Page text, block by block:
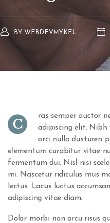
BY WEBDEVMYKEL
C
ras semper auctor
adipiscing elit. Nibh
orci nulla dusturen
elementum curabitur vitae
fermentum dui. Nisl nisi
mi. Nascetur ridiculus mus
lectus. Lacus luctus
adipiscing vitae diam.
Dolor morbi non arcu risus